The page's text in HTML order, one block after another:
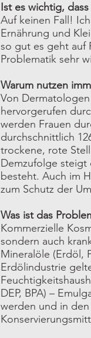
Ist es wichtig,
Auf keinen Fall!
Ernährung und
so gut es geht auf
Problematik sehr
Warum nutzen
Von
hervorgerufen
werden Frauen
durchschnittlich
trockene, rote
Demzufolge steigt
besteht. Auch im
zum Schutz der
Was ist das
Kommerzielle
sondern auch
Mineralöle (Erdöl,
Erdölindustrie
DEP, BPA) –
werden und in